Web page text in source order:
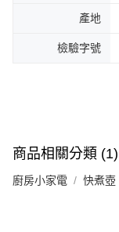
產地
檢驗字號
商品相關分類 (1)
廚房小家電 快煮壺